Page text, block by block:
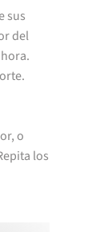
sus
del
o
los